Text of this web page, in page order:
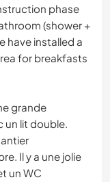
phase
(shower +
have installed a
for breakfasts
grande
un lit double.
Il y a une jolie
un WC